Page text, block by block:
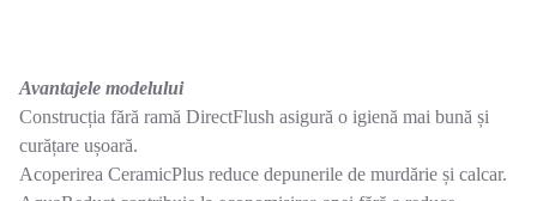
Avantajele modelului
Construcția fără ramă DirectFlush asigură o igienă mai bună și
curățare ușoară.
Acoperirea CeramicPlus reduce depunerile de murdărie și calcar.